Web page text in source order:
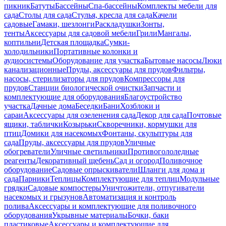
пикникБатутыБассейныСпа-бассейныКомплекты мебели для
садаСтолы для садаСтулья, кресла для садаКачели
садовыеГамаки, шезлонгиРаскладушкиЗонты,
тентыАксессуары для садовой мебелиГрилиМангалы,
коптильниДетская площадкаСумки-
холодильникиПортативные колонки и
аудиосистемыОборудование для участкаБытовые насосыЛюки
канализационныеПруды, аксессуары для прудовФильтры,
насосы, стерилизаторы для прудовКомпрессоры для
прудовСтанции биологической очисткиЗапчасти и
комплектующие для оборудованияБлагоустройство
участкаДачные домаБеседкиБаниХозблоки и
сараиАксессуары для озеленения садаДекор для садаПочтовые
ящики, табличкиКозырькиСкворечники, кормушки для
птицДомики для насекомыхФонтаны, скульптуры для
садаПруды, аксессуары для прудовУличные
обогревателиУличные светильникиПротивогололедные
реагентыДекоративный щебеньСад и огородПоливочное
оборудованиеСадовые опрыскивателиШланги для дома и
садаПарникиТеплицыКомплектующие для теплицМодульные
грядкиСадовые компостерыУничтожители, отпугиватели
насекомых и грызуновАвтоматизация и контроль
поливаАксессуары и комплектующие для поливочного
оборудованияУкрывные материалыБочки, баки
пластиковыеАксессуары и комплектующие для